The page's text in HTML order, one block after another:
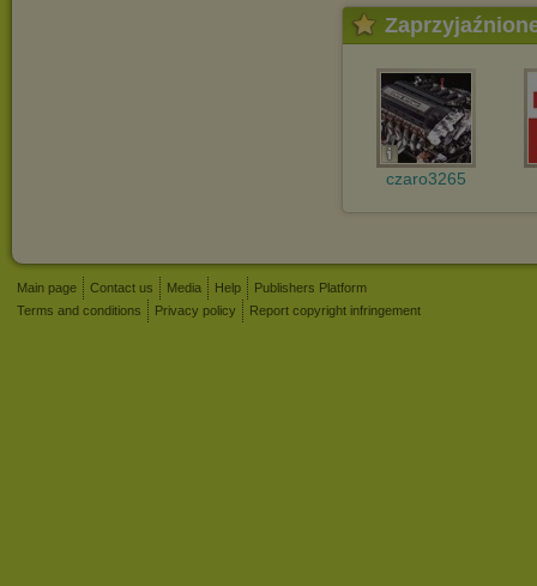
czaro3265
Main page Contact us Media Help
Publishers Platform
Terms and conditions
Privacy policy Report copyright infringement